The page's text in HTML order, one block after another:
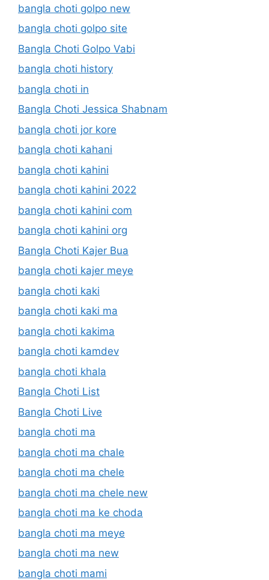
bangla choti golpo new
bangla choti golpo site
Bangla Choti Golpo Vabi
bangla choti history
bangla choti in
Bangla Choti Jessica Shabnam
bangla choti jor kore
bangla choti kahani
bangla choti kahini
bangla choti kahini 2022
bangla choti kahini com
bangla choti kahini org
Bangla Choti Kajer Bua
bangla choti kajer meye
bangla choti kaki
bangla choti kaki ma
bangla choti kakima
bangla choti kamdev
bangla choti khala
Bangla Choti List
Bangla Choti Live
bangla choti ma
bangla choti ma chale
bangla choti ma chele
bangla choti ma chele new
bangla choti ma ke choda
bangla choti ma meye
bangla choti ma new
bangla choti mami